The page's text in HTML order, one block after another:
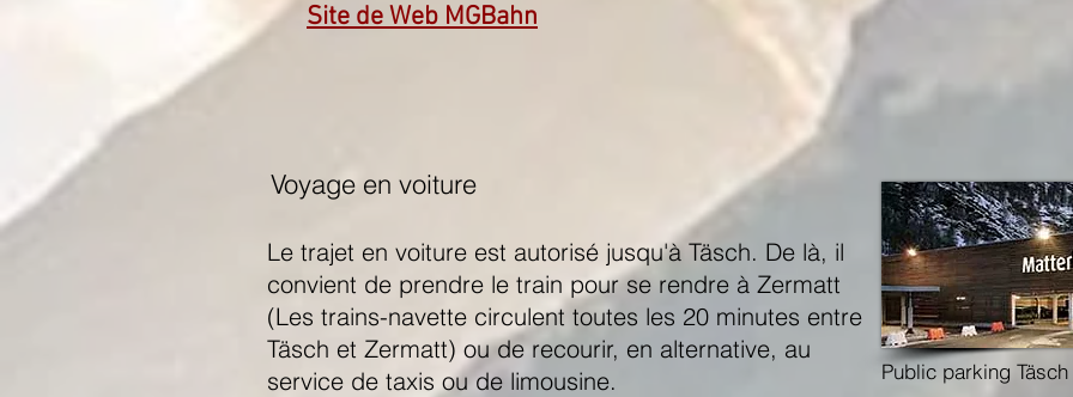
Site de Web MGBahn
Voyage en voiture
Le trajet en voiture est autorisé jusqu'à Täsch. De là, il
convient de prendre le train pour se rendre à Zermatt
(Les trains-navette circulent toutes les 20 minutes entre
Täsch et Zermatt) ou de recourir, en alternative, au
service de taxis ou de limousine.
Public parking Täsch